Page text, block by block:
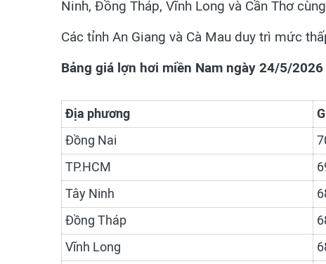
Ninh, Đồng Tháp, Vĩnh Long và Cần Thơ
Các tỉnh An Giang và Cà Mau duy trì mức
Bảng giá lợn hơi miền Nam ngày 24/5/2026
Địa phương
Đồng Nai
TP.HCM
Tây Ninh
Đồng Tháp
Vĩnh Long